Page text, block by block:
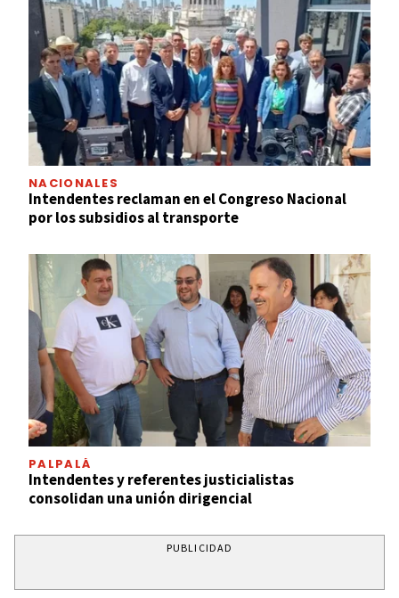
NACIONALES
Intendentes reclaman en el Congreso Nacional
por los subsidios al transporte
PALPALÁ
Intendentes y referentes justicialistas
consolidan una unión dirigencial
PUBLICIDAD